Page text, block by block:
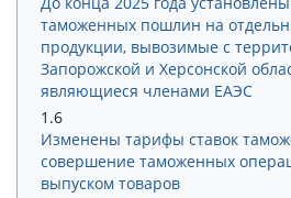
таможенных пошлин на
продукции, вывозимые с
Запорожской и Херсонской
являющиеся членами ЕАЭС
1.6
Изменены тарифы ставок
совершение таможенных
выпуском товаров